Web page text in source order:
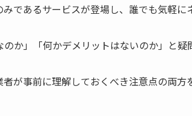
であるサービスが登場し、誰でも気軽
か」「何かデメリットはないのか」と
が事前に理解しておくべき注意点の両方